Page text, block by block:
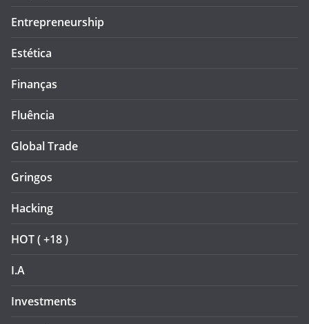
Entrepreneurship
Estética
Finanças
Fluência
Global Trade
Gringos
Hacking
HOT ( +18 )
I.A
Investments